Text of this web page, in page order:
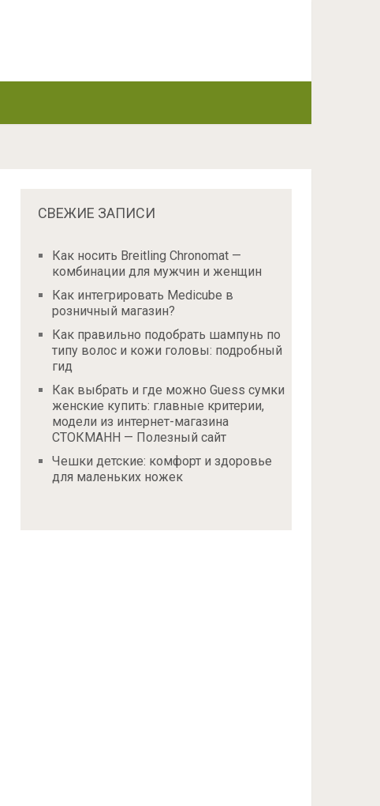
СВЕЖИЕ ЗАПИСИ
Как носить Breitling Chronomat —
комбинации для мужчин и женщин
Как интегрировать Medicube в
розничный магазин?
Как правильно подобрать шампунь по
типу волос и кожи головы: подробный
гид
Как выбрать и где можно Guess сумки
женские купить: главные критерии,
модели из интернет-магазина
СТОКМАНН — Полезный сайт
Чешки детские: комфорт и здоровье
для маленьких ножек